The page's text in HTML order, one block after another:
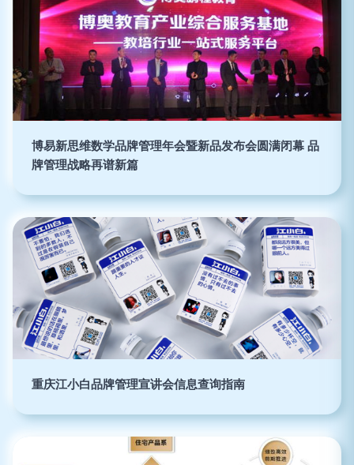
博易新思维数学品牌管理年会暨新品发布会圆满闭幕 品
牌管理战略再谱新篇
重庆江小白品牌管理宣讲会信息查询指南